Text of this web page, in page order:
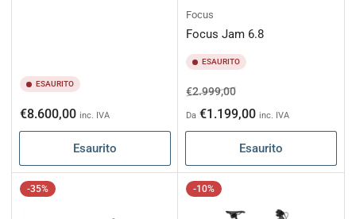
ESAURITO
Prezzo
di
€8.600,00 inc. IVA
Esaurito
Focus
Focus Jam 6.8
ESAURITO
Prezzo
di
listino
€2.999,00Prezzo
scontato
Da €1.199,00 inc. IVA
Esaurito
-35% -10%